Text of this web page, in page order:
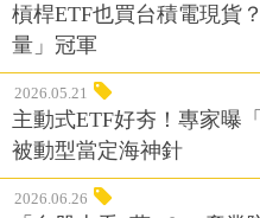
槓桿ETF也買台積電現貨
量」冠軍
2026.05.21
主動式ETF好夯！專家曝
被動型當定海神針
2026.06.26